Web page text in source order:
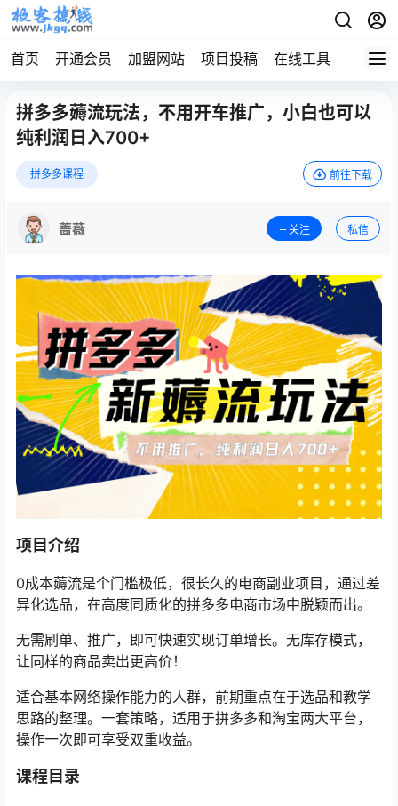
首页 开通会员 加盟网站 项目投稿 在线工具 地址发
拼多多薅流玩法，不用开车推广，小白也可以
纯利润日入700+
拼多多课程 前往下载
蔷薇 关注 私信
项目介绍
0成本薅流是个门槛极低，很长久的电商副业项目，通过差
异化选品，在高度同质化的拼多多电商市场中脱颖而出。
无需刷单、推广，即可快速实现订单增长。无库存模式，
让同样的商品卖出更高价！
适合基本网络操作能力的人群，前期重点在于选品和教学
思路的整理。一套策略，适用于拼多多和淘宝两大平台，
操作一次即可享受双重收益。
课程目录